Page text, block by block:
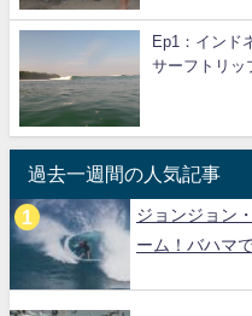
Ep1：インド
サーフトリッ
過去一週間の人気記事
ジョンジョン
ーム！バハマ